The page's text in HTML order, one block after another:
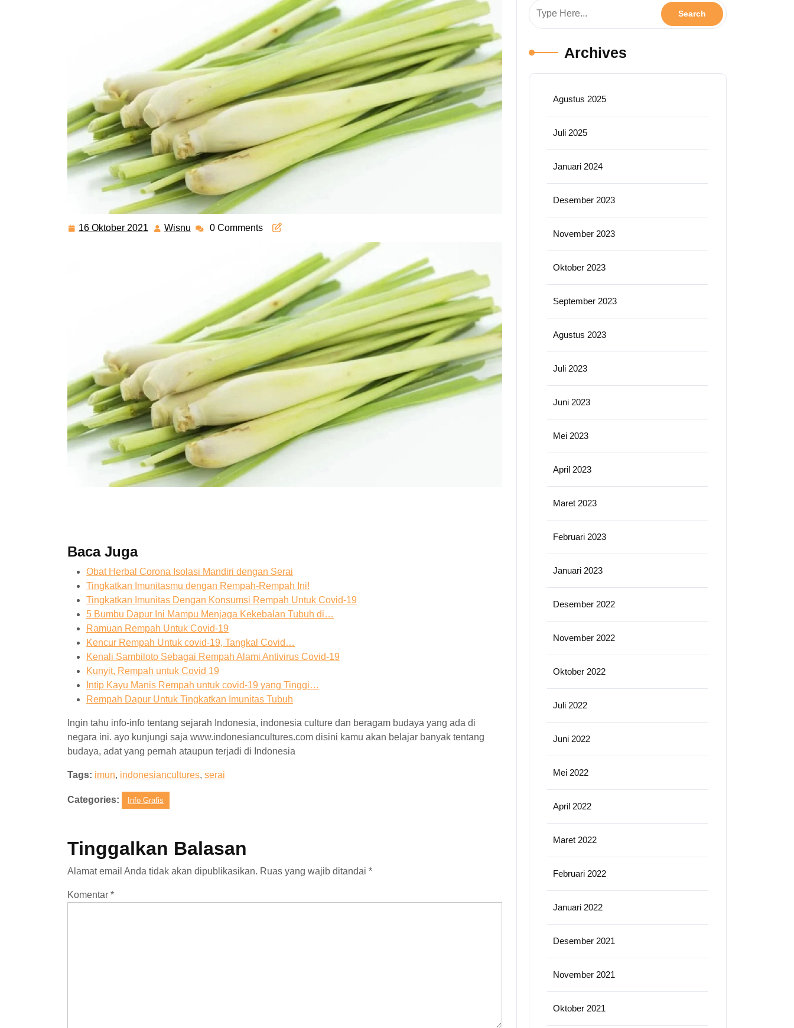
16 Oktober 2021 Wisnu 0 Comments
Baca Juga
Obat Herbal Corona Isolasi Mandiri dengan Serai
Tingkatkan Imunitasmu dengan Rempah-Rempah Ini!
Tingkatkan Imunitas Dengan Konsumsi Rempah Untuk Covid-19
5 Bumbu Dapur Ini Mampu Menjaga Kekebalan Tubuh di…
Ramuan Rempah Untuk Covid-19
Kencur Rempah Untuk covid-19, Tangkal Covid…
Kenali Sambiloto Sebagai Rempah Alami Antivirus Covid-19
Kunyit, Rempah untuk Covid 19
Intip Kayu Manis Rempah untuk covid-19 yang Tinggi…
Rempah Dapur Untuk Tingkatkan Imunitas Tubuh
Ingin tahu info-info tentang sejarah Indonesia, indonesia culture dan beragam budaya yang ada di
negara ini. ayo kunjungi saja www.indonesiancultures.com disini kamu akan belajar banyak tentang
budaya, adat yang pernah ataupun terjadi di Indonesia
Tags: imun, indonesiancultures, serai
Categories: Info Grafis
Tinggalkan Balasan
Alamat email Anda tidak akan dipublikasikan. Ruas yang wajib ditandai *
Komentar *
Archives
Agustus 2025
Juli 2025
Januari 2024
Desember 2023
November 2023
Oktober 2023
September 2023
Agustus 2023
Juli 2023
Juni 2023
Mei 2023
April 2023
Maret 2023
Februari 2023
Januari 2023
Desember 2022
November 2022
Oktober 2022
Juli 2022
Juni 2022
Mei 2022
April 2022
Maret 2022
Februari 2022
Januari 2022
Desember 2021
November 2021
Oktober 2021